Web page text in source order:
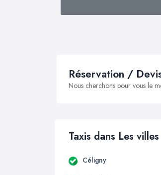
Réservation /
Nous cherchons pour vous le
Taxis dans Les
Céligny